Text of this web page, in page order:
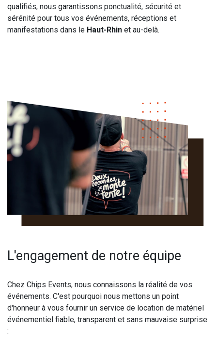
qualifiés, nous garantissons ponctualité, sécurité et
sérénité pour tous vos événements, réceptions et
manifestations dans le Haut-Rhin et au-delà.
L'engagement de notre équipe
Chez Chips Events, nous connaissons la réalité de vos
événements. C'est pourquoi nous mettons un point
d'honneur à vous fournir un service de location de matériel
événementiel fiable, transparent et sans mauvaise surprise
: